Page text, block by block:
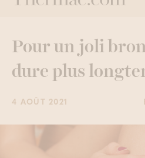
Pour un joli
dure plus
4 AOÛT 2021